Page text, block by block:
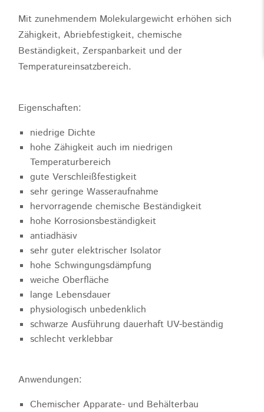
Mit zunehmendem Molekulargewicht erhöhen sich
Zähigkeit, Abriebfestigkeit, chemische
Beständigkeit, Zerspanbarkeit und der
Temperatureinsatzbereich.
Eigenschaften:
niedrige Dichte
hohe Zähigkeit auch im niedrigen
Temperaturbereich
gute Verschleißfestigkeit
sehr geringe Wasseraufnahme
hervorragende chemische Beständigkeit
hohe Korrosionsbeständigkeit
antiadhäsiv
sehr guter elektrischer Isolator
hohe Schwingungsdämpfung
weiche Oberfläche
lange Lebensdauer
physiologisch unbedenklich
schwarze Ausführung dauerhaft UV-beständig
schlecht verklebbar
Anwendungen:
Chemischer Apparate- und Behälterbau